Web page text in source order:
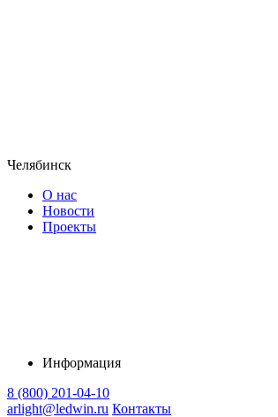
Челябинск
О нас
Новости
Проекты
Информация
8 (800) 201-04-10
arlight@ledwin.ru Контакты